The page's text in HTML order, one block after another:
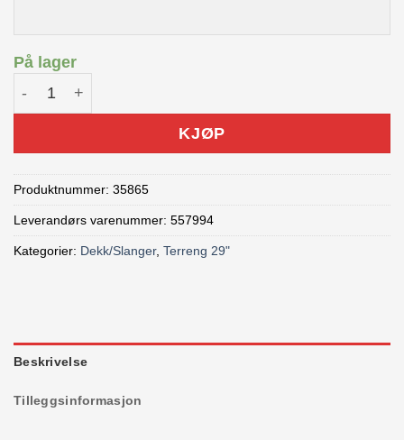
På lager
Bontrager G5 Team Issue 29x2,5" Dekk antall
KJØP
Produktnummer: 35865
Leverandørs varenummer: 557994
Kategorier: Dekk/Slanger, Terreng 29"
Beskrivelse
Tilleggsinformasjon